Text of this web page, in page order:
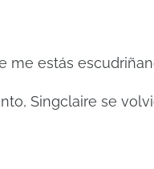
me estás
Singclaire se